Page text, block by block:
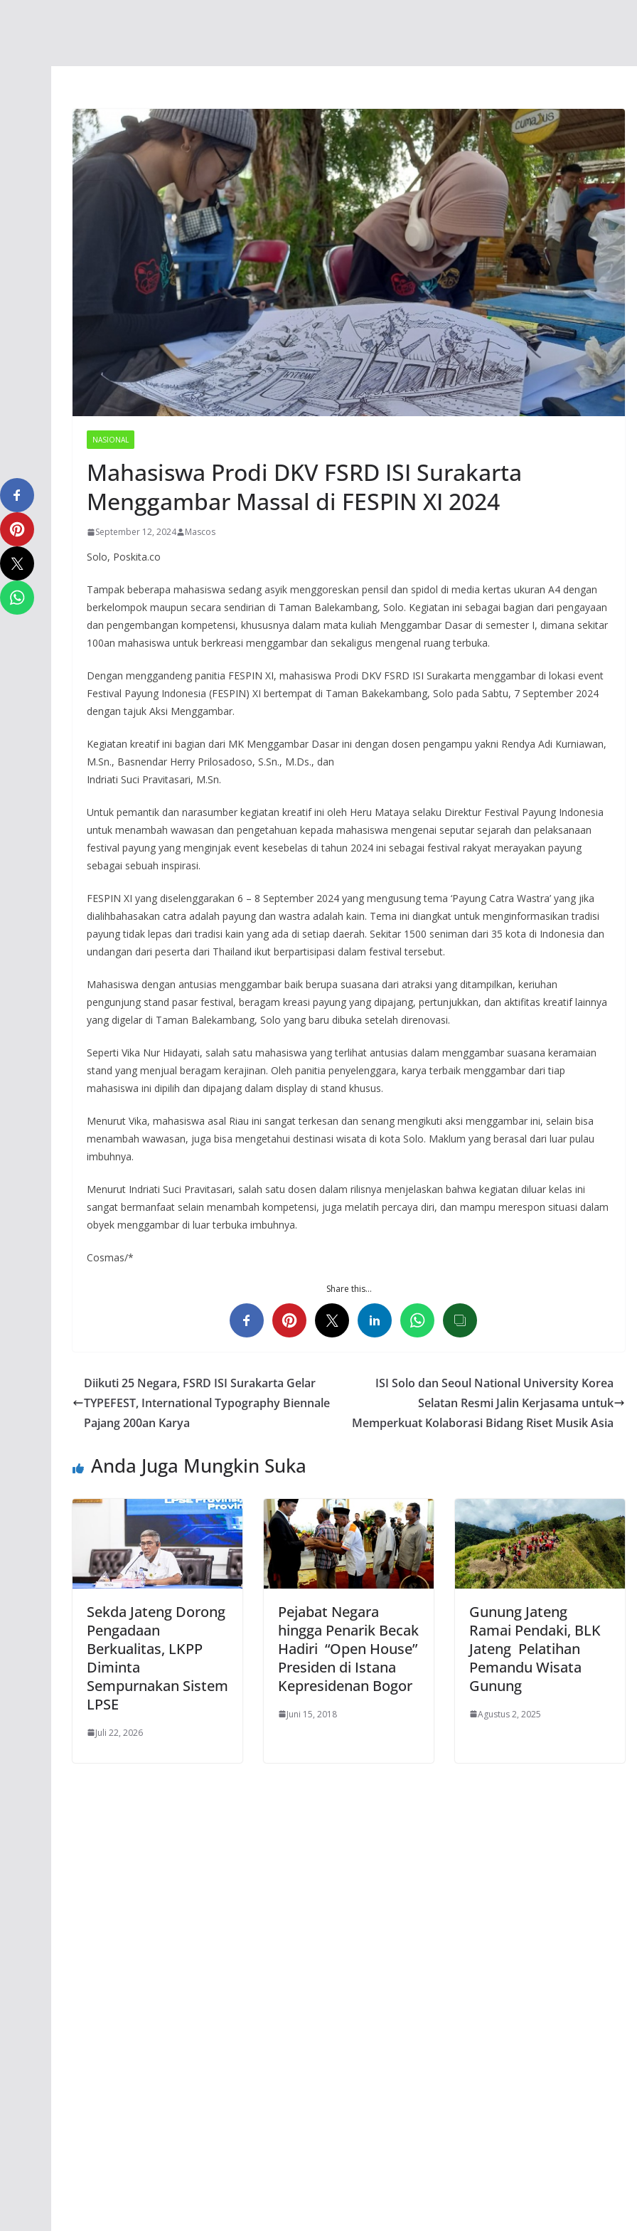
NASIONAL
Mahasiswa Prodi DKV FSRD ISI Surakarta
Menggambar Massal di FESPIN XI 2024
September 12, 2024 Mascos
Solo, Poskita.co
Tampak beberapa mahasiswa sedang asyik menggoreskan pensil dan spidol di media kertas ukuran A4 dengan
berkelompok maupun secara sendirian di Taman Balekambang, Solo. Kegiatan ini sebagai bagian dari pengayaan
dan pengembangan kompetensi, khususnya dalam mata kuliah Menggambar Dasar di semester I, dimana sekitar
100an mahasiswa untuk berkreasi menggambar dan sekaligus mengenal ruang terbuka.
Dengan menggandeng panitia FESPIN XI, mahasiswa Prodi DKV FSRD ISI Surakarta menggambar di lokasi event
Festival Payung Indonesia (FESPIN) XI bertempat di Taman Bakekambang, Solo pada Sabtu, 7 September 2024
dengan tajuk Aksi Menggambar.
Kegiatan kreatif ini bagian dari MK Menggambar Dasar ini dengan dosen pengampu yakni Rendya Adi Kurniawan,
M.Sn., Basnendar Herry Prilosadoso, S.Sn., M.Ds., dan
Indriati Suci Pravitasari, M.Sn.
Untuk pemantik dan narasumber kegiatan kreatif ini oleh Heru Mataya selaku Direktur Festival Payung Indonesia
untuk menambah wawasan dan pengetahuan kepada mahasiswa mengenai seputar sejarah dan pelaksanaan
festival payung yang menginjak event kesebelas di tahun 2024 ini sebagai festival rakyat merayakan payung
sebagai sebuah inspirasi.
FESPIN XI yang diselenggarakan 6 – 8 September 2024 yang mengusung tema ‘Payung Catra Wastra’ yang jika
dialihbahasakan catra adalah payung dan wastra adalah kain. Tema ini diangkat untuk menginformasikan tradisi
payung tidak lepas dari tradisi kain yang ada di setiap daerah. Sekitar 1500 seniman dari 35 kota di Indonesia dan
undangan dari peserta dari Thailand ikut berpartisipasi dalam festival tersebut.
Mahasiswa dengan antusias menggambar baik berupa suasana dari atraksi yang ditampilkan, keriuhan
pengunjung stand pasar festival, beragam kreasi payung yang dipajang, pertunjukkan, dan aktifitas kreatif lainnya
yang digelar di Taman Balekambang, Solo yang baru dibuka setelah direnovasi.
Seperti Vika Nur Hidayati, salah satu mahasiswa yang terlihat antusias dalam menggambar suasana keramaian
stand yang menjual beragam kerajinan. Oleh panitia penyelenggara, karya terbaik menggambar dari tiap
mahasiswa ini dipilih dan dipajang dalam display di stand khusus.
Menurut Vika, mahasiswa asal Riau ini sangat terkesan dan senang mengikuti aksi menggambar ini, selain bisa
menambah wawasan, juga bisa mengetahui destinasi wisata di kota Solo. Maklum yang berasal dari luar pulau
imbuhnya.
Menurut Indriati Suci Pravitasari, salah satu dosen dalam rilisnya menjelaskan bahwa kegiatan diluar kelas ini
sangat bermanfaat selain menambah kompetensi, juga melatih percaya diri, dan mampu merespon situasi dalam
obyek menggambar di luar terbuka imbuhnya.
Cosmas/*
Share this…
Diikuti 25 Negara, FSRD ISI Surakarta Gelar
TYPEFEST, International Typography Biennale
Pajang 200an Karya
ISI Solo dan Seoul National University Korea
Selatan Resmi Jalin Kerjasama untuk
Memperkuat Kolaborasi Bidang Riset Musik Asia
Anda Juga Mungkin Suka
Sekda Jateng Dorong
Pengadaan
Berkualitas, LKPP
Diminta
Sempurnakan Sistem
LPSE
Juli 22, 2026
Pejabat Negara
hingga Penarik Becak
Hadiri “Open House”
Presiden di Istana
Kepresidenan Bogor
Juni 15, 2018
Gunung Jateng
Ramai Pendaki, BLK
Jateng Pelatihan
Pemandu Wisata
Gunung
Agustus 2, 2025